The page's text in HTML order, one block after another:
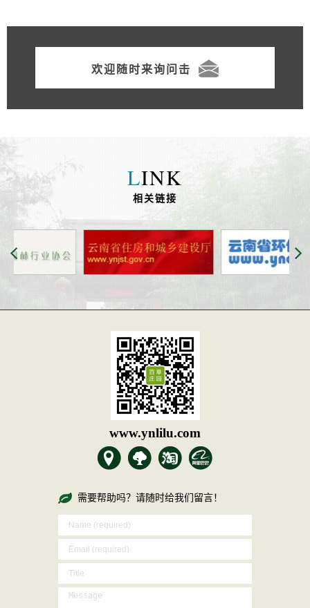
欢迎随时来询问击
LINK
相关链接
www.ynlilu.com
需要帮助吗？请随时给我们留言！